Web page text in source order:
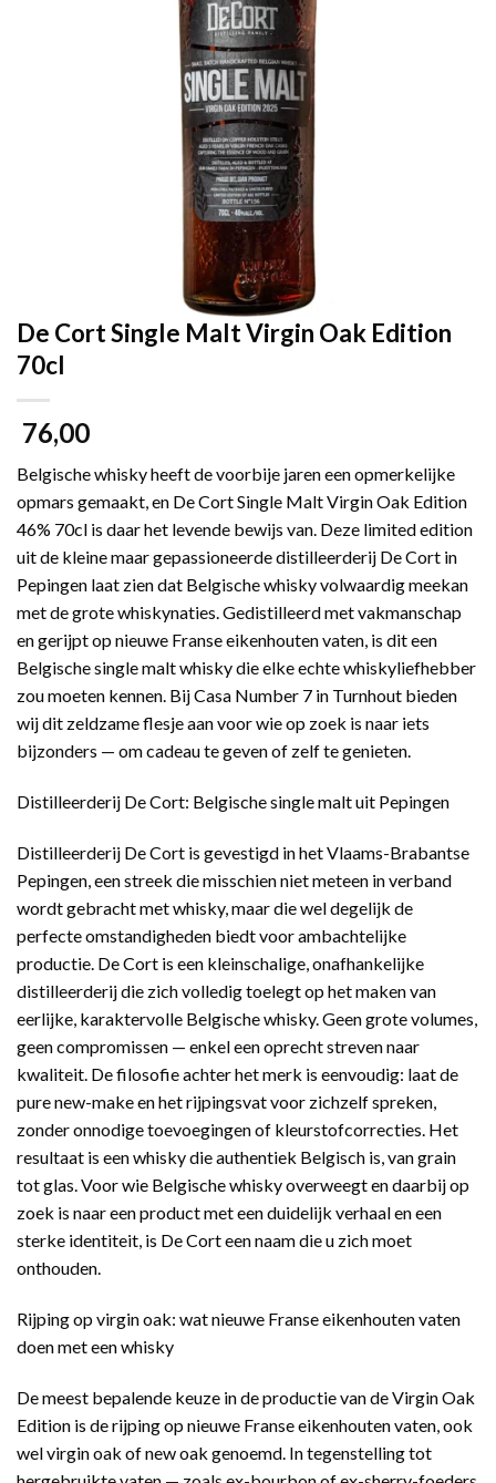
De Cort Single Malt Virgin Oak Edition
70cl
76,00
Belgische whisky heeft de voorbije jaren een opmerkelijke
opmars gemaakt, en De Cort Single Malt Virgin Oak Edition
46% 70cl is daar het levende bewijs van. Deze limited edition
uit de kleine maar gepassioneerde distilleerderij De Cort in
Pepingen laat zien dat Belgische whisky volwaardig meekan
met de grote whiskynaties. Gedistilleerd met vakmanschap
en gerijpt op nieuwe Franse eikenhouten vaten, is dit een
Belgische single malt whisky die elke echte whiskyliefhebber
zou moeten kennen. Bij Casa Number 7 in Turnhout bieden
wij dit zeldzame flesje aan voor wie op zoek is naar iets
bijzonders — om cadeau te geven of zelf te genieten.
Distilleerderij De Cort: Belgische single malt uit Pepingen
Distilleerderij De Cort is gevestigd in het Vlaams-Brabantse
Pepingen, een streek die misschien niet meteen in verband
wordt gebracht met whisky, maar die wel degelijk de
perfecte omstandigheden biedt voor ambachtelijke
productie. De Cort is een kleinschalige, onafhankelijke
distilleerderij die zich volledig toelegt op het maken van
eerlijke, karaktervolle Belgische whisky. Geen grote volumes,
geen compromissen — enkel een oprecht streven naar
kwaliteit. De filosofie achter het merk is eenvoudig: laat de
pure new-make en het rijpingsvat voor zichzelf spreken,
zonder onnodige toevoegingen of kleurstofcorrecties. Het
resultaat is een whisky die authentiek Belgisch is, van grain
tot glas. Voor wie Belgische whisky overweegt en daarbij op
zoek is naar een product met een duidelijk verhaal en een
sterke identiteit, is De Cort een naam die u zich moet
onthouden.
Rijping op virgin oak: wat nieuwe Franse eikenhouten vaten
doen met een whisky
De meest bepalende keuze in de productie van de Virgin Oak
Edition is de rijping op nieuwe Franse eikenhouten vaten, ook
wel virgin oak of new oak genoemd. In tegenstelling tot